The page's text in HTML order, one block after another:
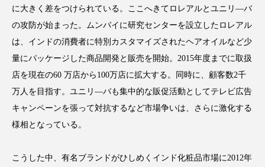
インタビュー インナービューティー 冷え
ウェアラブルデバイス ウェルネス
ウェルビーイング エイジングケア
に大きく差をつけられている。ここへきてロレアルとユニリ―バ
の攻防が始まった。ムンバイに研究センターを設立したロレアル
は、インドの消費者に特別カスタマイズされたヘアオイルなど少
量にパッケージした商品開発と販売を開始。2015年度までに取扱
店を現在の60 万店から100万店に拡大する。同時に、顧客数2千
万人を目指す。ユニリ―バも集中的な販促活動としてテレビ広告
キャンペーンを張って対抗するなど市場争いは、さらに激化する
様相となっている。
こうした中、有名ブランドがひしめくインド化粧品市場に2012年